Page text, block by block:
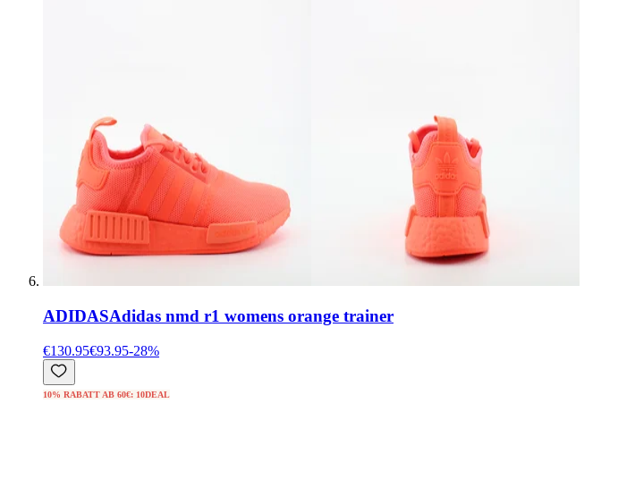
ADIDASAdidas nmd r1 womens orange trainer
€130.95€93.95-28%
10% RABATT AB 60€: 10DEAL